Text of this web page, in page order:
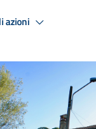
azioni